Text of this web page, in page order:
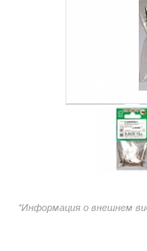
*Информация о внешнем